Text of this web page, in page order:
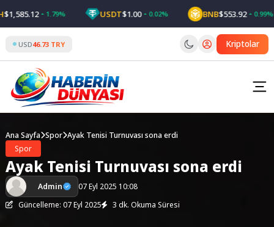
to
content
1.79% USDT$1.00 0.02% BNB$553.92 0.99%
USD46.73 TRY Kriptolar
Ana Sayfa Spor Ayak Tenisi Turnuvası sona erdi
Spor
Ayak Tenisi Turnuvası sona erdi
Admin
07 Eyl 2025 10:08
Güncelleme: 07 Eyl 2025
3 dk. Okuma Süresi